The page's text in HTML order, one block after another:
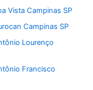
Vista Campinas SP
Campinas SP
Lourenço
Francisco